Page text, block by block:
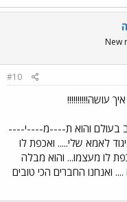
New
#10
עושה!!!!!!!!!!
בעולם והוא ת----מ----י----
לאמא שלי..... ואכפת לו
לו מעצמו... והוא מבלה
.... ואנחנו החברים הכי טובים